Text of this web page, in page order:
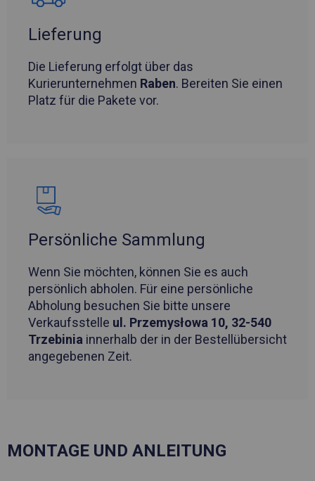
Lieferung
Die Lieferung erfolgt über das
Kurierunternehmen Raben. Bereiten Sie einen
Platz für die Pakete vor.
Persönliche Sammlung
Wenn Sie möchten, können Sie es auch
persönlich abholen. Für eine persönliche
Abholung besuchen Sie bitte unsere
Verkaufsstelle ul. Przemysłowa 10, 32-540
Trzebinia innerhalb der in der Bestellübersicht
angegebenen Zeit.
MONTAGE UND ANLEITUNG